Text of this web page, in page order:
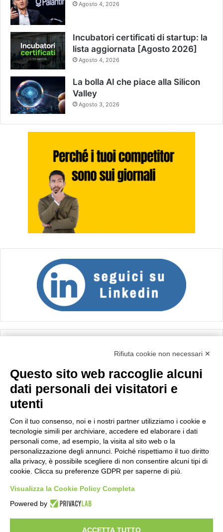
Agosto 4, 2026
Incubatori certificati di startup: la
lista aggiornata [Agosto 2026]
Agosto 4, 2026
La bolla AI che piace alla Silicon
Valley
Agosto 3, 2026
Importo netto (€):
Calcola
Scorporo IVA
Importo lordo (€):
Rifiuta cookie non necessari ✕
Questo sito web raccoglie alcuni
dati personali dei visitatori e
utenti
Con il tuo consenso, noi e i nostri partner utilizziamo i cookie e
tecnologie simili per archiviare, accedere ed elaborare i dati
personali come, ad esempio, la visita al sito web o la
personalizzazione degli annunci. Poiché rispettiamo il tuo diritto
alla privacy, è possibile scegliere di non consentire alcuni tipi di
cookie. Clicca su preferenze GDPR per saperne di più.
Visualizza la Cookie Policy Completa
Powered by
ACCETTA TUTTO